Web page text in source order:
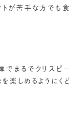
トが苦手な方でも食
でまるでクリスピー
楽しめるようにくど